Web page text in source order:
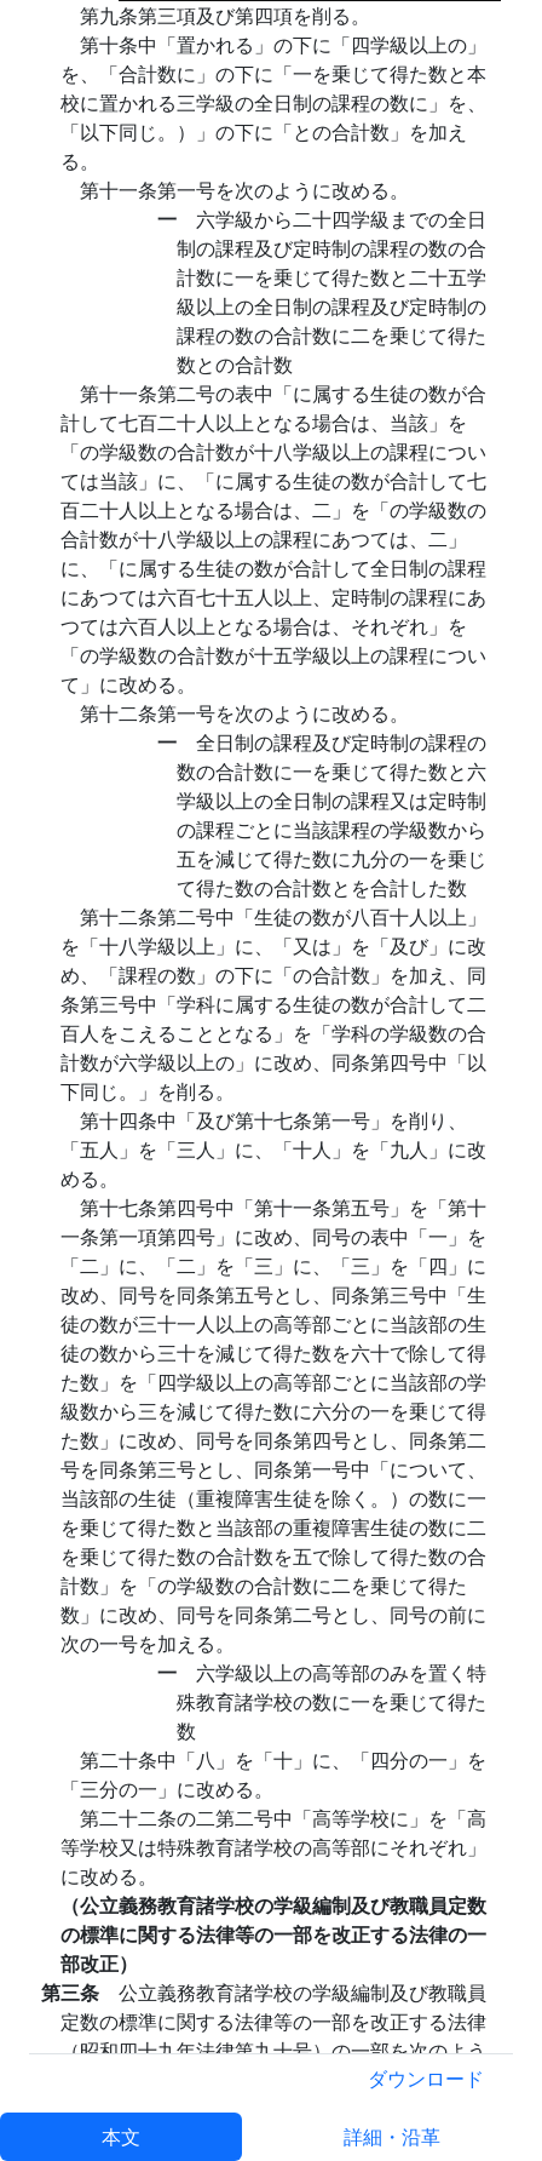
第九条第三項及び第四項を削る。
第十条中「置かれる」の下に「四学級以上の」
を、「合計数に」の下に「一を乗じて得た数と本
校に置かれる三学級の全日制の課程の数に」を、
「以下同じ。）」の下に「との合計数」を加え
る。
第十一条第一号を次のように改める。
一 六学級から二十四学級までの全日
制の課程及び定時制の課程の数の合
計数に一を乗じて得た数と二十五学
級以上の全日制の課程及び定時制の
課程の数の合計数に二を乗じて得た
数との合計数
第十一条第二号の表中「に属する生徒の数が合
計して七百二十人以上となる場合は、当該」を
「の学級数の合計数が十八学級以上の課程につい
ては当該」に、「に属する生徒の数が合計して七
百二十人以上となる場合は、二」を「の学級数の
合計数が十八学級以上の課程にあつては、二」
に、「に属する生徒の数が合計して全日制の課程
にあつては六百七十五人以上、定時制の課程にあ
つては六百人以上となる場合は、それぞれ」を
「の学級数の合計数が十五学級以上の課程につい
て」に改める。
第十二条第一号を次のように改める。
一 全日制の課程及び定時制の課程の
数の合計数に一を乗じて得た数と六
学級以上の全日制の課程又は定時制
の課程ごとに当該課程の学級数から
五を減じて得た数に九分の一を乗じ
て得た数の合計数とを合計した数
第十二条第二号中「生徒の数が八百十人以上」
を「十八学級以上」に、「又は」を「及び」に改
め、「課程の数」の下に「の合計数」を加え、同
条第三号中「学科に属する生徒の数が合計して二
百人をこえることとなる」を「学科の学級数の合
計数が六学級以上の」に改め、同条第四号中「以
下同じ。」を削る。
第十四条中「及び第十七条第一号」を削り、
「五人」を「三人」に、「十人」を「九人」に改
める。
第十七条第四号中「第十一条第五号」を「第十
一条第一項第四号」に改め、同号の表中「一」を
「二」に、「二」を「三」に、「三」を「四」に
改め、同号を同条第五号とし、同条第三号中「生
徒の数が三十一人以上の高等部ごとに当該部の生
徒の数から三十を減じて得た数を六十で除して得
た数」を「四学級以上の高等部ごとに当該部の学
級数から三を減じて得た数に六分の一を乗じて得
た数」に改め、同号を同条第四号とし、同条第二
号を同条第三号とし、同条第一号中「について、
当該部の生徒（重複障害生徒を除く。）の数に一
を乗じて得た数と当該部の重複障害生徒の数に二
を乗じて得た数の合計数を五で除して得た数の合
計数」を「の学級数の合計数に二を乗じて得た
数」に改め、同号を同条第二号とし、同号の前に
次の一号を加える。
一 六学級以上の高等部のみを置く特
殊教育諸学校の数に一を乗じて得た
数
第二十条中「八」を「十」に、「四分の一」を
「三分の一」に改める。
第二十二条の二第二号中「高等学校に」を「高
等学校又は特殊教育諸学校の高等部にそれぞれ」
に改める。
（公立義務教育諸学校の学級編制及び教職員定数
の標準に関する法律等の一部を改正する法律の一
部改正）
第三条 公立義務教育諸学校の学級編制及び教職員
定数の標準に関する法律等の一部を改正する法律
（昭和四十九年法律第九十号）の一部を次のよう
附則中第四項から第六項までを削り、第七項を
第四項とし、第八項を第五項とし、第九項を削
ダウンロード
本文 詳細・沿革